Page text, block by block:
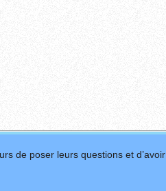
de poser leurs questions et d’avoir